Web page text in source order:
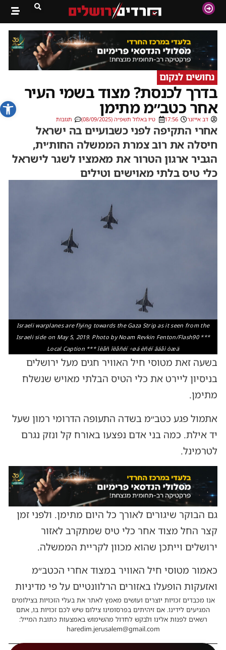
פתח
נחושים לנקום
בדרך לכנסת? מצוד בשמי העיר
אחר כטב״מ מתימן
דב אייזנר 17:56 ט״ו באלול תשפ״ה (08/09/2025) תגובות
אחרי התקיפה לפני כשבועיים בה ישראל
חיסלה את רוב צמרת הממשלה החות׳ית,
הגביר ארגון הטרור את מאמציו לשגר לישראל
כלי טיס בלתי מאוישים וטילים
Israeli warplanes are flying towards the Gaza Strip as it seen from the
Israeli side on May 5, 2019. Photo by Noam Revkin Fenton/Flash90 ***
Local Caption *** îèåñ îèåñéí ÷øá èñéí âáåì òæä
בשעה זאת מטוסי חיל האוויר חגים מעל ירושלים
בניסיון ליירט את כלי הטיס הבלתי מאויש שנשלח
מתימן.
אתמול פגע כטב״מ בשדה התעופה הדרומי רמון שעל
יד אילת. כמה בני אדם נפצעו באורח קל ונזק נגרם
לטרמינל.
גם הבוקר שיגורים לאורך כל היום מתימן. ולפני זמן
קצר החל מצוד אחר כלי טיס שמתקרב לאזור
ירושלים וייתכן שהוא מכוון לקריית הממשלה.
כאמור מטוסי חיל האוויר במצוד אחרי הכטב״מ
ואזעקות הופעלו באזורים הרלוונטיים על פי מדיניות
אנו מכבדים זכויות יוצרים ועושים מאמץ לאתר את בעלי הזכויות בצילומים
המגיעים לידינו. אם זיהיתים בפרסומינו צילום שיש לכם זכויות בו, אתם
רשאים לפנות אלינו ולבקש לחדול מהשימוש באמצעות כתובת המייל:
haredim.jerusalem@gmail.com